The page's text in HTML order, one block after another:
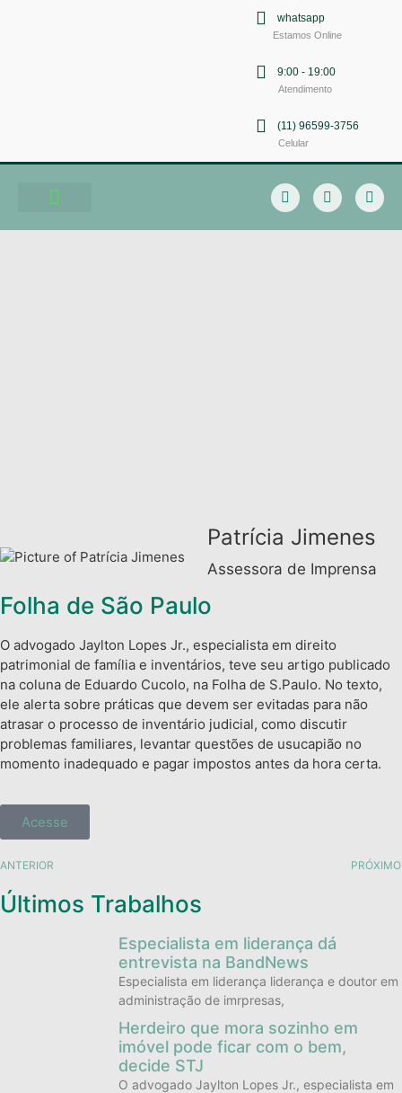
whatsapp
Estamos Online
9:00 - 19:00
Atendimento
(11) 96599-3756
Celular
Patrícia Jimenes
Assessora de Imprensa
Folha de São Paulo
O advogado Jaylton Lopes Jr., especialista em direito
patrimonial de família e inventários, teve seu artigo publicado
na coluna de Eduardo Cucolo, na Folha de S.Paulo. No texto,
ele alerta sobre práticas que devem ser evitadas para não
atrasar o processo de inventário judicial, como discutir
problemas familiares, levantar questões de usucapião no
momento inadequado e pagar impostos antes da hora certa.
Acesse
ANTERIOR PRÓXIMO
Últimos Trabalhos
Especialista em liderança dá
entrevista na BandNews
Especialista em liderança liderança e doutor em
administração de imrpresas,
Herdeiro que mora sozinho em
imóvel pode ficar com o bem,
decide STJ
O advogado Jaylton Lopes Jr., especialista em